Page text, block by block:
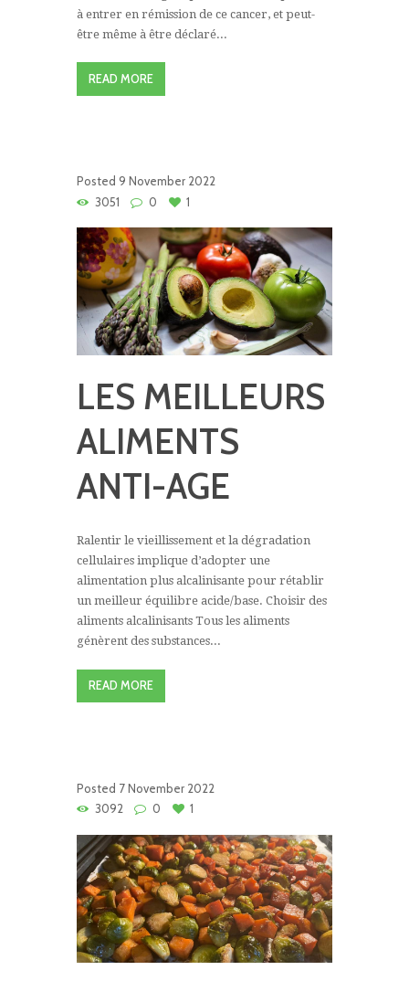
à entrer en rémission de ce cancer, et peut-
être même à être déclaré...
READ MORE
Posted 9 November 2022
3051
0 1
LES MEILLEURS
ALIMENTS
ANTI-AGE
Ralentir le vieillissement et la dégradation
cellulaires implique d’adopter une
alimentation plus alcalinisante pour rétablir
un meilleur équilibre acide/base. Choisir des
aliments alcalinisants Tous les aliments
génèrent des substances...
READ MORE
Posted 7 November 2022
3092
0 1